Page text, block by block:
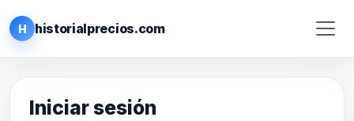
H historialprecios.com
Iniciar sesión